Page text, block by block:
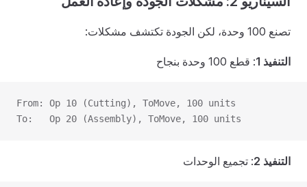
تصنع 100 وحدة، لكن الجودة تكتشف مشكلات:
التنفيذ 1 : قطع 100 وحدة بنجاح
From: Op 10 (Cutting), ToMove, 100 units
To:   Op 20 (Assembly), ToMove, 100 units
التنفيذ 2 : تجميع الوحدات